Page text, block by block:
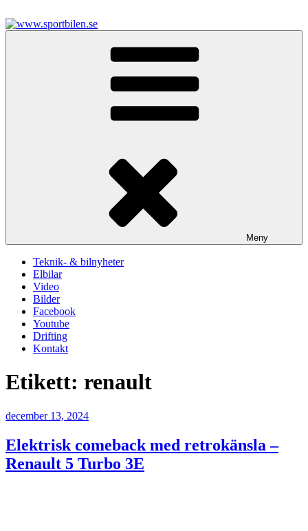
till
innehåll
Meny
Teknik- & bilnyheter
Elbilar
Video
Bilder
Facebook
Youtube
Drifting
Kontakt
Etikett: renault
Publicerat
december 13, 2024
Elektrisk comeback med retrokänsla –
Renault 5 Turbo 3E